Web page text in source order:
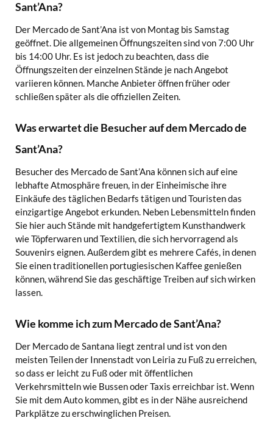
Sant’Ana?
Der Mercado de Sant’Ana ist von Montag bis Samstag
geöffnet. Die allgemeinen Öffnungszeiten sind von 7:00 Uhr
bis 14:00 Uhr. Es ist jedoch zu beachten, dass die
Öffnungszeiten der einzelnen Stände je nach Angebot
variieren können. Manche Anbieter öffnen früher oder
schließen später als die offiziellen Zeiten.
Was erwartet die Besucher auf dem Mercado de
Sant’Ana?
Besucher des Mercado de Sant’Ana können sich auf eine
lebhafte Atmosphäre freuen, in der Einheimische ihre
Einkäufe des täglichen Bedarfs tätigen und Touristen das
einzigartige Angebot erkunden. Neben Lebensmitteln finden
Sie hier auch Stände mit handgefertigtem Kunsthandwerk
wie Töpferwaren und Textilien, die sich hervorragend als
Souvenirs eignen. Außerdem gibt es mehrere Cafés, in denen
Sie einen traditionellen portugiesischen Kaffee genießen
können, während Sie das geschäftige Treiben auf sich wirken
lassen.
Wie komme ich zum Mercado de Sant’Ana?
Der Mercado de Santana liegt zentral und ist von den
meisten Teilen der Innenstadt von Leiria zu Fuß zu erreichen,
so dass er leicht zu Fuß oder mit öffentlichen
Verkehrsmitteln wie Bussen oder Taxis erreichbar ist. Wenn
Sie mit dem Auto kommen, gibt es in der Nähe ausreichend
Parkplätze zu erschwinglichen Preisen.